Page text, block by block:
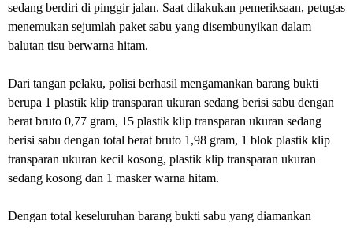
sedang berdiri di pinggir jalan. Saat dilakukan pemeriksaan, petugas
menemukan sejumlah paket sabu yang disembunyikan dalam
balutan tisu berwarna hitam.
Dari tangan pelaku, polisi berhasil mengamankan barang bukti
berupa 1 plastik klip transparan ukuran sedang berisi sabu dengan
berat bruto 0,77 gram, 15 plastik klip transparan ukuran sedang
berisi sabu dengan total berat bruto 1,98 gram, 1 blok plastik klip
transparan ukuran kecil kosong, plastik klip transparan ukuran
sedang kosong dan 1 masker warna hitam.
Dengan total keseluruhan barang bukti sabu yang diamankan